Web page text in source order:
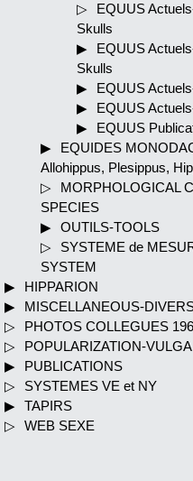
EQUUS
Skulls
EQUUS
Skulls
EQUUS
EQUUS
EQUUS
EQUIDES
Allohippus, Plesippus,
MORPHOLOGICAL
SPECIES
OUTILS-TOOLS
SYSTEME de
SYSTEM
HIPPARION
MISCELLANEOUS-
PHOTOS COLLEGUES
POPULARIZATION-
PUBLICATIONS
SYSTEMES VE et NY
TAPIRS
WEB SEXE